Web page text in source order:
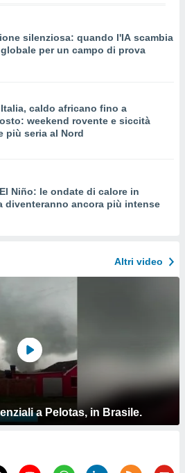
silenziosa: quando l'IA scambia
per un campo di prova
caldo africano fino a
weekend rovente e siccità
più seria al Nord
Niño: le ondate di calore in
diventeranno ancora più intense
Altri video
a Pelotas, in Brasile.